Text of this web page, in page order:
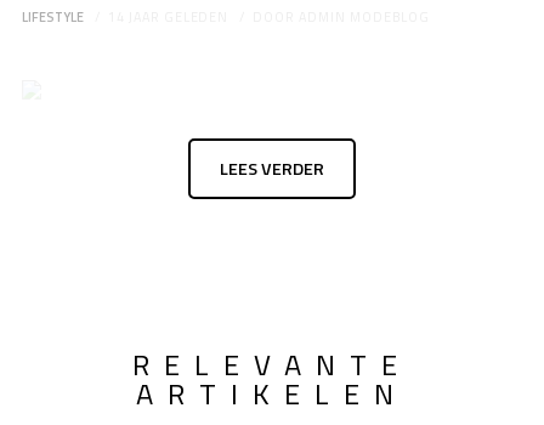
LIFESTYLE
LEES VERDER
RELEVANTE
ARTIKELEN